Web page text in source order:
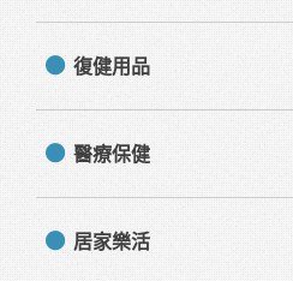
復健用品
醫療保健
居家樂活